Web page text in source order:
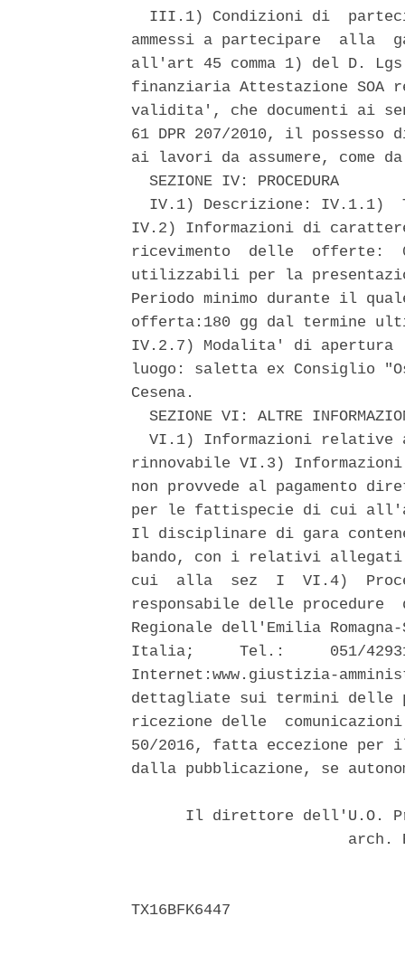
III.1) Condizioni di
ammessi a partecipare  alla
all'art 45 comma 1) del D.
finanziaria Attestazione
validita', che documenti ai
61 DPR 207/2010, il
ai lavori da assumere, come
  SEZIONE IV: PROCEDURA
IV.1) Descrizione: IV.1.1)
IV.2) Informazioni di
ricevimento  delle  offerte:
utilizzabili per la
Periodo minimo durante il
offerta:180 gg dal termine
IV.2.7) Modalita' di apertura
luogo: saletta ex Consiglio
Cesena.
SEZIONE VI: ALTRE
VI.1) Informazioni relative
rinnovabile VI.3) Informazioni
non provvede al pagamento
per le fattispecie di cui
Il disciplinare di gara
bando, con i relativi
cui  alla  sez  I  VI.4)
responsabile delle
Regionale dell'Emilia
Italia;     Tel.:     051/
Internet:www.giustizia-
dettagliate sui termini delle
ricezione delle
50/2016, fatta eccezione per
dalla pubblicazione, se
Il direttore dell'U.O.